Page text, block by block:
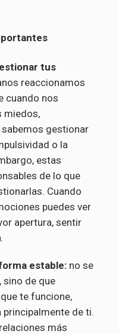
tus
reaccionamos
cuando nos
miedos,
gestionar
o la
estas
de lo que
Cuando
puedes ver
apertura, sentir
estable: no se
sino de que
te funcione,
de ti.
más